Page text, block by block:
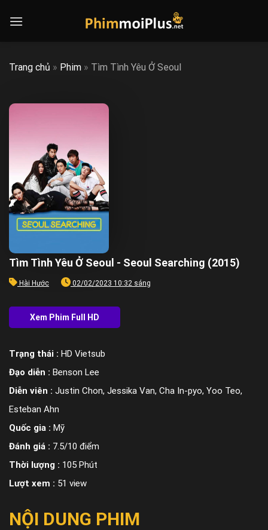
Trang chủ » Phim » Tìm Tình Yêu Ở Seoul
Tìm Tình Yêu Ở Seoul - Seoul Searching (2015)
Hài Hước 02/02/2023 10:32 sáng
Trạng thái : HD Vietsub
Đạo diễn : Benson Lee
Diễn viên : Justin Chon, Jessika Van, Cha In-pyo, Yoo Teo,
Esteban Ahn
Quốc gia : Mỹ
Đánh giá : 7.5/10 điểm
Thời lượng : 105 Phút
Lượt xem : 51 view
NỘI DUNG PHIM